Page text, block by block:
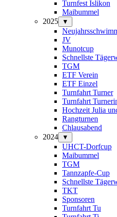
Turnfest Islikon
Maibummel
2025
▼
JV
Munotcup
Schnellste
TGM
ETF Verein
ETF Einzel
Turnfahrt Turner
Turnfahrt
Hochzeit Julia
Rangturnen
Chlausabend
2024
▼
UHCT-Dorfcup
Maibummel
TGM
Tannzapfe-Cup
Schnellste
TKT
Sponsoren
Turnfahrt Tu